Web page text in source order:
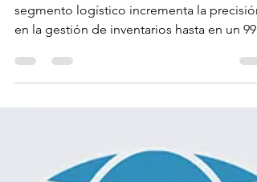
tecnologías
RFID
Radiofrecuencia, conocida popularmente
como RFID, actúa como un sistema